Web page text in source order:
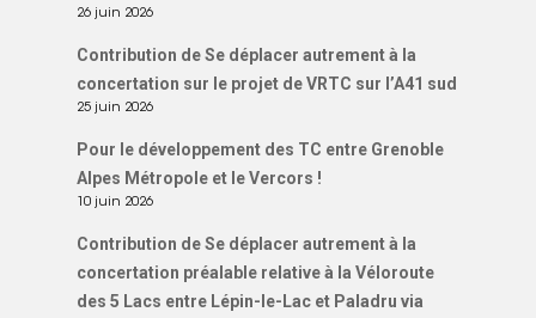
26 juin 2026
Contribution de Se déplacer autrement à la
concertation sur le projet de VRTC sur l’A41 sud
25 juin 2026
Pour le développement des TC entre Grenoble
Alpes Métropole et le Vercors !
10 juin 2026
Contribution de Se déplacer autrement à la
concertation préalable relative à la Véloroute
des 5 Lacs entre Lépin-le-Lac et Paladru via